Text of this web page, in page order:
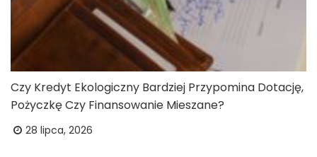
Czy Kredyt Ekologiczny Bardziej Przypomina Dotację,
Pożyczkę Czy Finansowanie Mieszane?
28 lipca, 2026